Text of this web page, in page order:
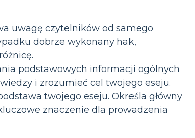
uwagę czytelników od samego
dobrze wykonany hak,
podstawowych informacji ogólnych
i zrozumieć cel twojego eseju.
twojego eseju. Określa główny
znaczenie dla prowadzenia